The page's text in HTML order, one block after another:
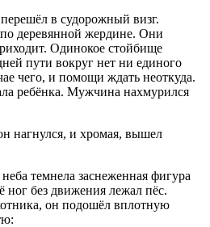
перешёл в судорожный визг.
деревянной жердине. Они
Одинокое стойбище
пути вокруг нет ни единого
чего, и помощи ждать неоткуда.
ребёнка. Мужчина нахмурился
нагнулся, и хромая, вышел
темнела заснеженная фигура
без движения лежал пёс.
он подошёл вплотную